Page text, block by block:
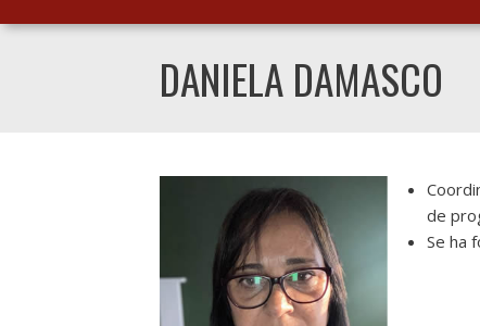
DANIELA DAMASCO
de
Se ha